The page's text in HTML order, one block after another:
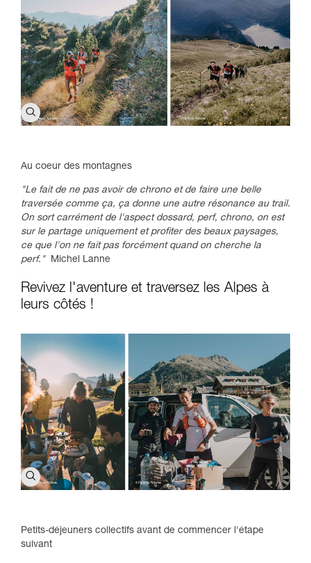
Au coeur des montagnes
"Le fait de ne pas avoir de chrono et de faire une belle
traversée comme ça, ça donne une autre résonance au trail.
On sort carrément de l'aspect dossard, perf, chrono, on est
sur le partage uniquement et profiter des beaux paysages,
ce que l'on ne fait pas forcément quand on cherche la
perf."Michel Lanne
Revivez l'aventure et traversez les Alpes à
leurs côtés !
Petits-déjeuners collectifs avant de commencer l'étape
suivant